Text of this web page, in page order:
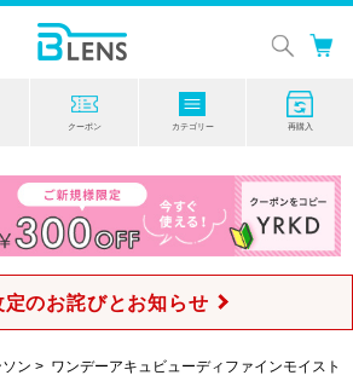
クーポン カテゴリー 再購入
定のお詫びとお知らせ
ン > ワンデーアキュビューディファインモイスト